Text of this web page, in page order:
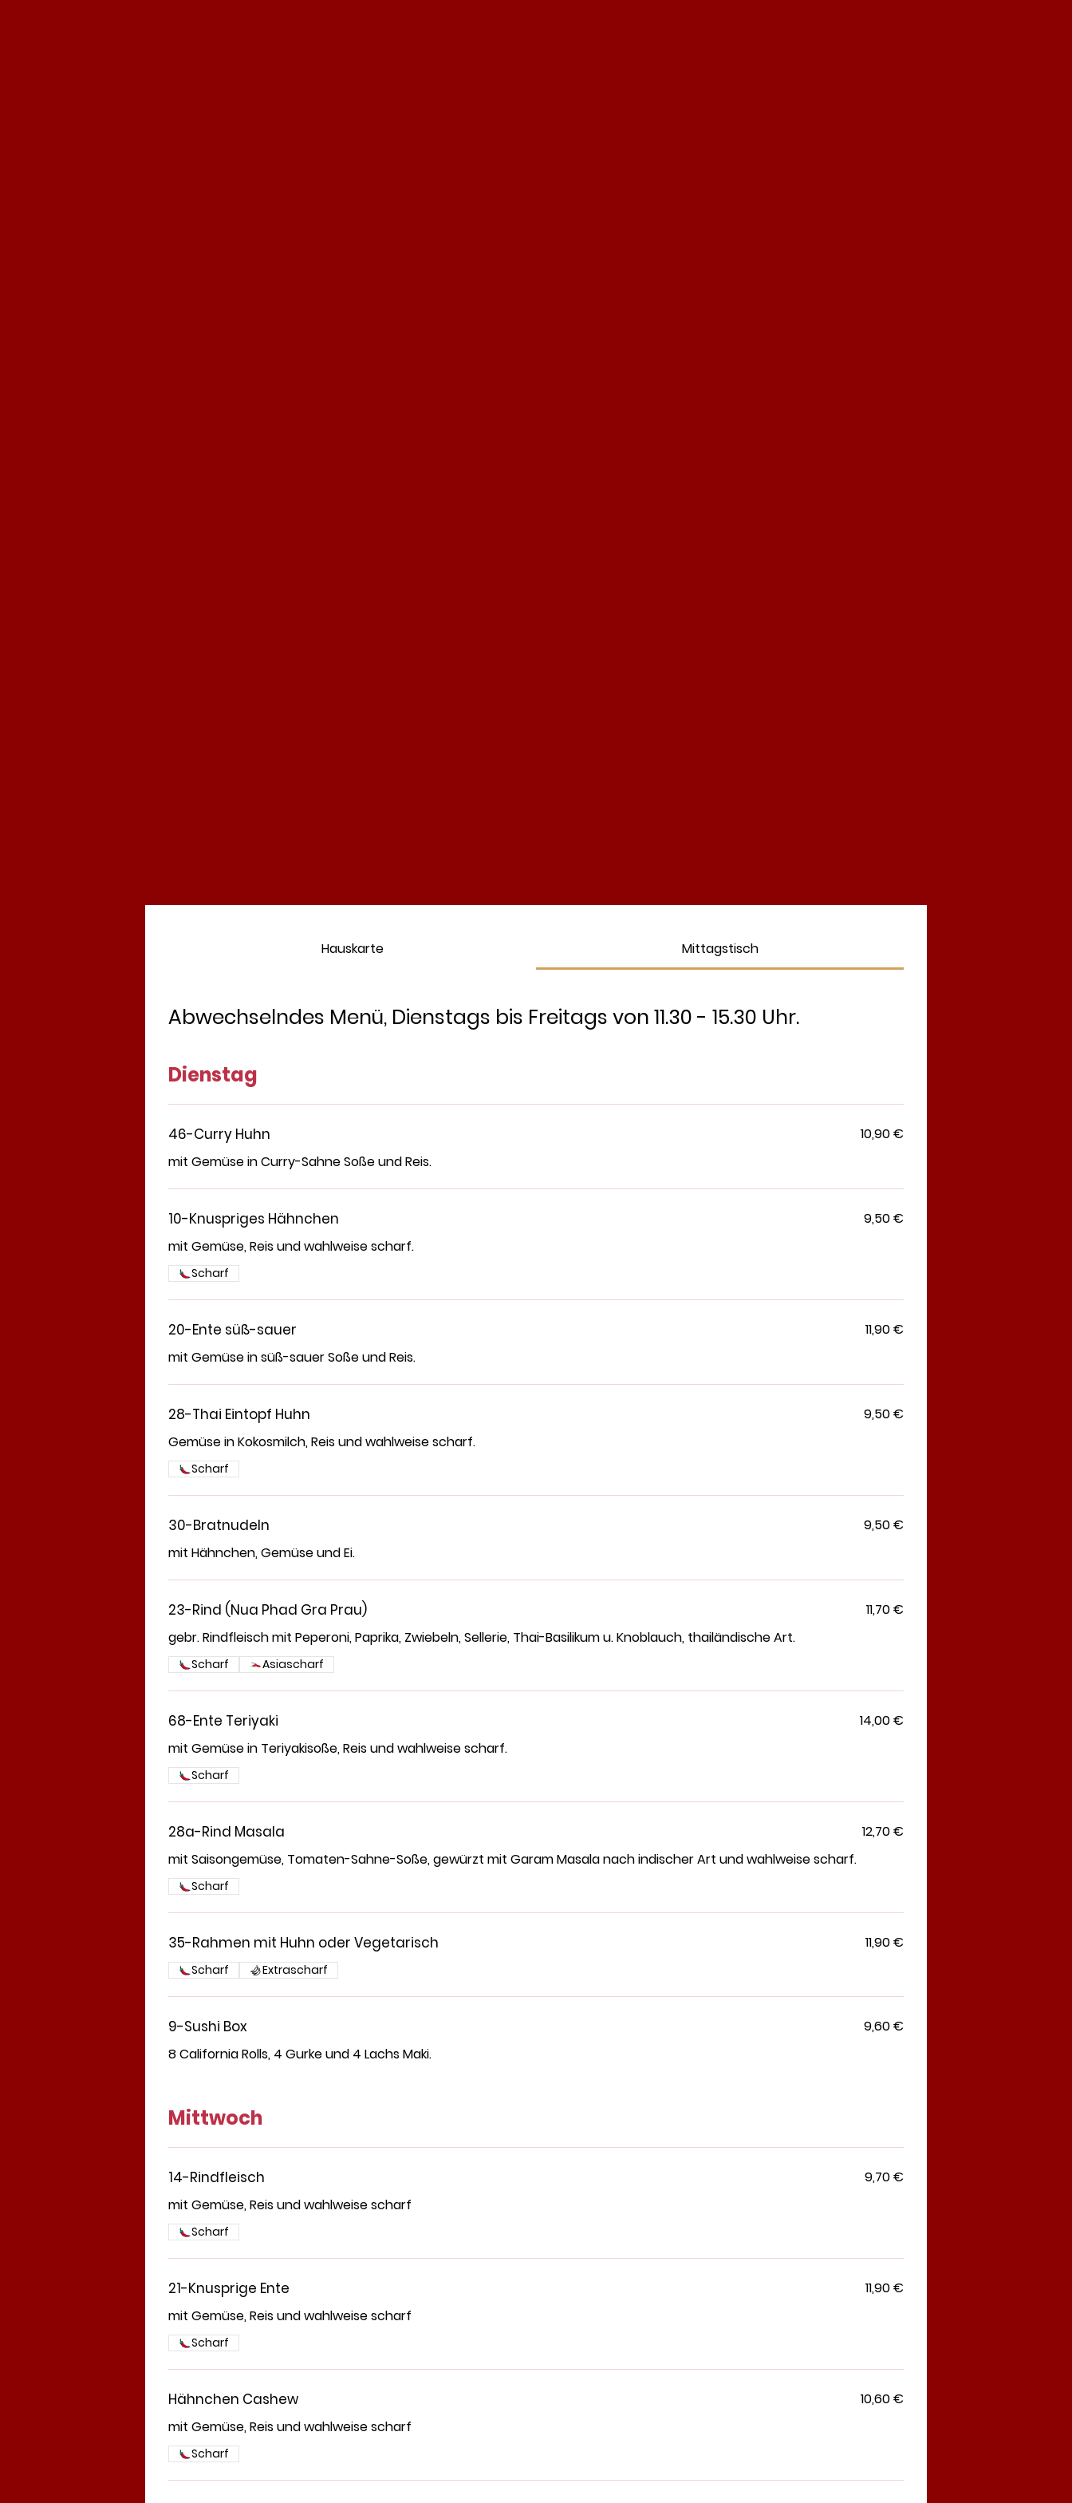
Hauskarte Mittagstisch
Abwechselndes Menü, Dienstags bis Freitags von 11.30 - 15.30 Uhr.
Dienstag
46-Curry Huhn
mit Gemüse in Curry-Sahne Soße und Reis.
10,90 €
10-Knuspriges Hähnchen
mit Gemüse, Reis und wahlweise scharf.
9,50 €
Scharf
20-Ente süß-sauer
mit Gemüse in süß-sauer Soße und Reis.
11,90 €
28-Thai Eintopf Huhn
Gemüse in Kokosmilch, Reis und wahlweise scharf.
9,50 €
Scharf
30-Bratnudeln
mit Hähnchen, Gemüse und Ei.
9,50 €
23-Rind (Nua Phad Gra Prau)
gebr. Rindfleisch mit Peperoni, Paprika, Zwiebeln, Sellerie, Thai-Basilikum u. Knoblauch, thailändische Art.
11,70 €
Scharf Asiascharf
68-Ente Teriyaki
mit Gemüse in Teriyakisoße, Reis und wahlweise scharf.
14,00 €
Scharf
28a-Rind Masala
mit Saisongemüse, Tomaten-Sahne-Soße, gewürzt mit Garam Masala nach indischer Art und wahlweise scharf.
12,70 €
Scharf
35-Rahmen mit Huhn oder Vegetarisch 11,90 €
Scharf Extrascharf
9-Sushi Box
8 California Rolls, 4 Gurke und 4 Lachs Maki.
9,60 €
Mittwoch
14-Rindfleisch
mit Gemüse, Reis und wahlweise scharf
9,70 €
Scharf
21-Knusprige Ente
mit Gemüse, Reis und wahlweise scharf
11,90 €
Scharf
Hähnchen Cashew
mit Gemüse, Reis und wahlweise scharf
10,60 €
Scharf